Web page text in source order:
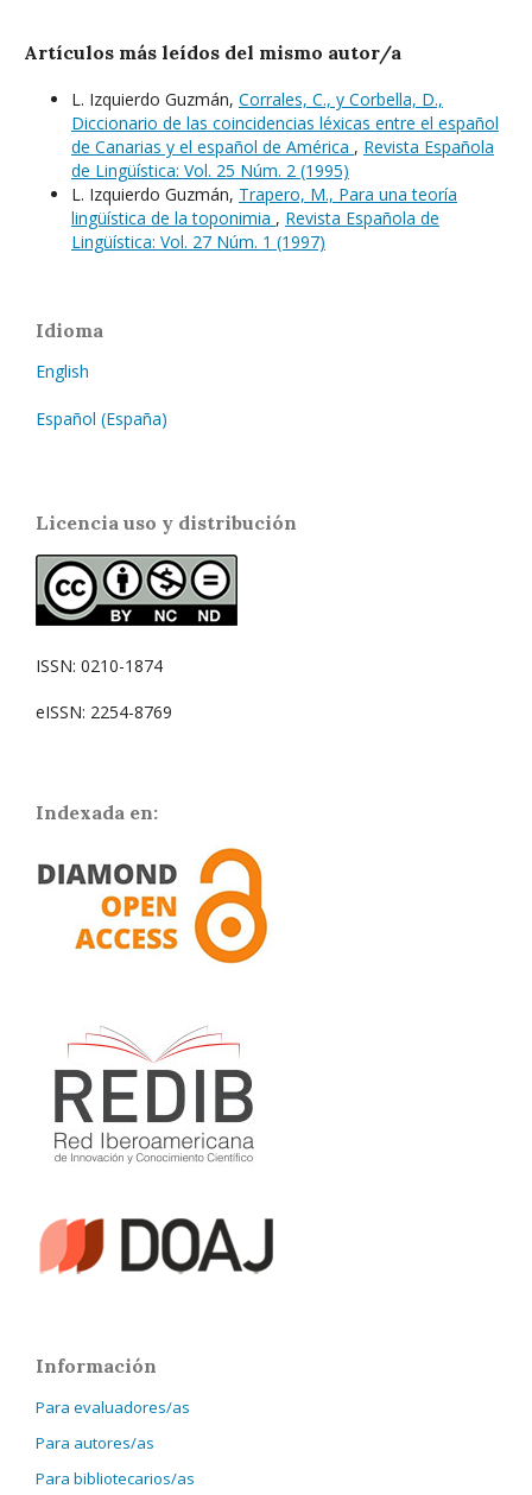
Artículos más leídos del mismo autor/a
L. Izquierdo Guzmán, Corrales, C., y Corbella, D.,
Diccionario de las coincidencias léxicas entre el español
de Canarias y el español de América , Revista Española
de Lingüística: Vol. 25 Núm. 2 (1995)
L. Izquierdo Guzmán, Trapero, M., Para una teoría
lingüística de la toponimia , Revista Española de
Lingüística: Vol. 27 Núm. 1 (1997)
Idioma
English
Español (España)
Licencia uso y distribución
ISSN: 0210-1874
eISSN: 2254-8769
Indexada en:
Información
Para evaluadores/as
Para autores/as
Para bibliotecarios/as